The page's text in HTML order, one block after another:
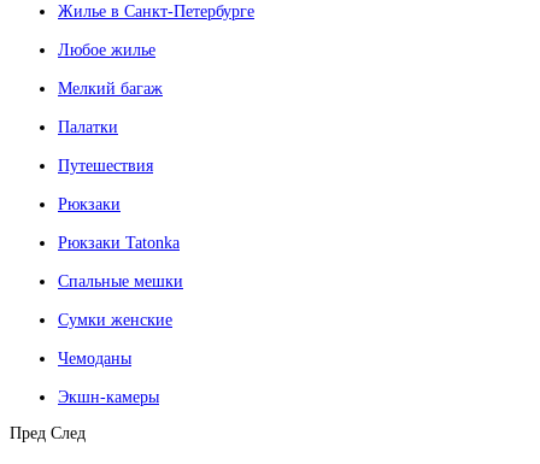
Жилье в Санкт-Петербурге
Любое жилье
Мелкий багаж
Палатки
Путешествия
Рюкзаки
Рюкзаки Tatonka
Спальные мешки
Сумки женские
Чемоданы
Экшн-камеры
Пред След